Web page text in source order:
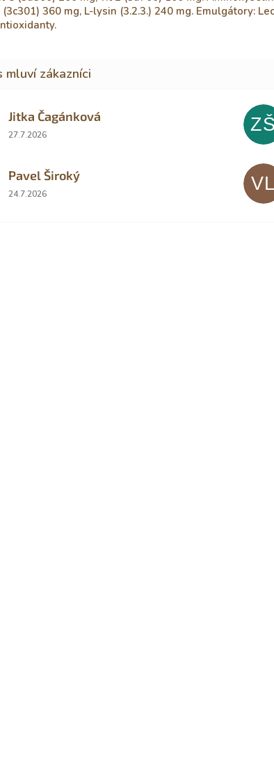
360 mg, L-lysin (3.2.3.) 240 mg. Emulgátory:
Jitka Čagánková
Hodnocení obchodu je 5 z 5 hvězdiček.
27.7.2026 ZŠ
Pavel Široký
Hodnocení obchodu je 5 z 5 hvězdiček.
24.7.2026 VL